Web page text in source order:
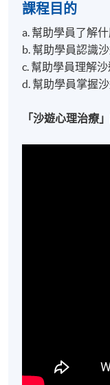
課程目的
a. 幫助學員了解
b. 幫助學員認識
c. 幫助學員理解
d. 幫助學員掌握
「沙遊心理治療